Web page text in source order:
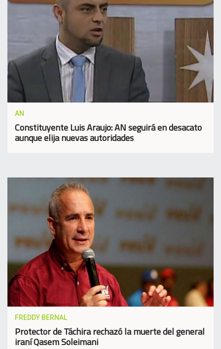
AN
Constituyente Luis Araujo: AN seguirá en desacato
aunque elija nuevas autoridades
FREDDY BERNAL
Protector de Táchira rechazó la muerte del general
iraní Qasem Soleimani